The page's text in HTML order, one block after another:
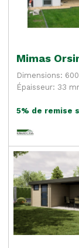
Mimas
Dimensions:
Épaisseur: 33
5% de remise